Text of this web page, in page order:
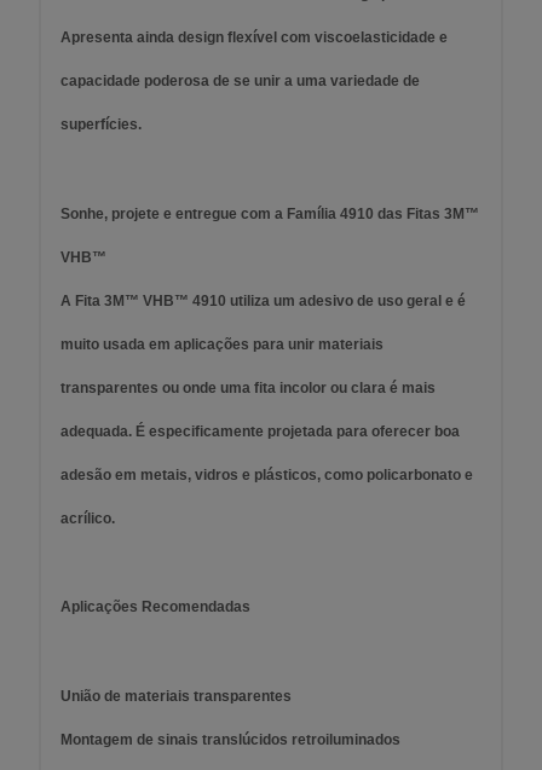
Apresenta ainda design flexível com viscoelasticidade e
capacidade poderosa de se unir a uma variedade de
superfícies.
Sonhe, projete e entregue com a Família 4910 das Fitas 3M™
VHB™
A Fita 3M™ VHB™ 4910 utiliza um adesivo de uso geral e é
muito usada em aplicações para unir materiais
transparentes ou onde uma fita incolor ou clara é mais
adequada. É especificamente projetada para oferecer boa
adesão em metais, vidros e plásticos, como policarbonato e
acrílico.
Aplicações Recomendadas
União de materiais transparentes
Montagem de sinais translúcidos retroiluminados